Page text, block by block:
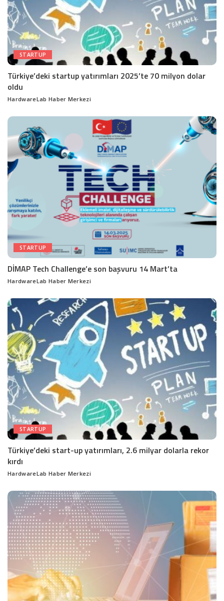
STARTUP
Türkiye’deki startup yatırımları 2025’te 70 milyon dolar
oldu
Posted
HardwareLab Haber Merkezi
STARTUP
DİMAP Tech Challenge’e son başvuru 14 Mart’ta
Posted
HardwareLab Haber Merkezi
STARTUP
Türkiye’deki start-up yatırımları, 2.6 milyar dolarla rekor
kırdı
Posted
HardwareLab Haber Merkezi